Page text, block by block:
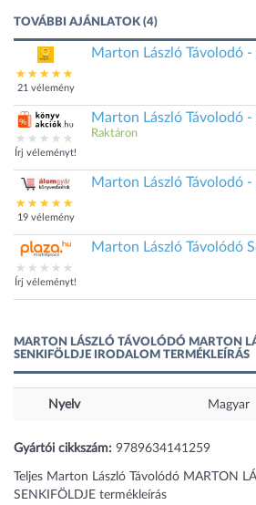
TOVÁBBI AJÁNLATOK (4)
21 vélemény
Marton László Távolodó
Írj véleményt!
Marton László Távolodó
Raktáron
19 vélemény
Marton László Távolodó
Írj véleményt!
Marton László Távolódó
MARTON LÁSZLÓ TÁVOLÓDÓ MARTON
SENKIFÖLDJE IRODALOM TERMÉKLEÍRÁS
Nyelv Magyar
Gyártói cikkszám: 9789634141259
Teljes Marton László Távolódó MARTON
SENKIFÖLDJE termékleírás